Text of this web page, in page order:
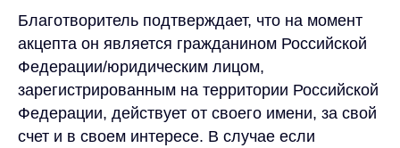
Благотворитель подтверждает, что на момент
акцепта он является гражданином Российской
Федерации/юридическим лицом,
зарегистрированным на территории Российской
Федерации, действует от своего имени, за свой
счет и в своем интересе. В случае если